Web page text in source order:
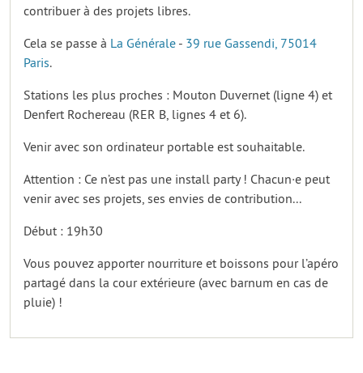
contribuer à des projets libres.
Cela se passe à La Générale - 39 rue Gassendi, 75014
Paris.
Stations les plus proches : Mouton Duvernet (ligne 4) et
Denfert Rochereau (RER B, lignes 4 et 6).
Venir avec son ordinateur portable est souhaitable.
Attention : Ce n’est pas une install party ! Chacun·e peut
venir avec ses projets, ses envies de contribution...
Début : 19h30
Vous pouvez apporter nourriture et boissons pour l’apéro
partagé dans la cour extérieure (avec barnum en cas de
pluie) !